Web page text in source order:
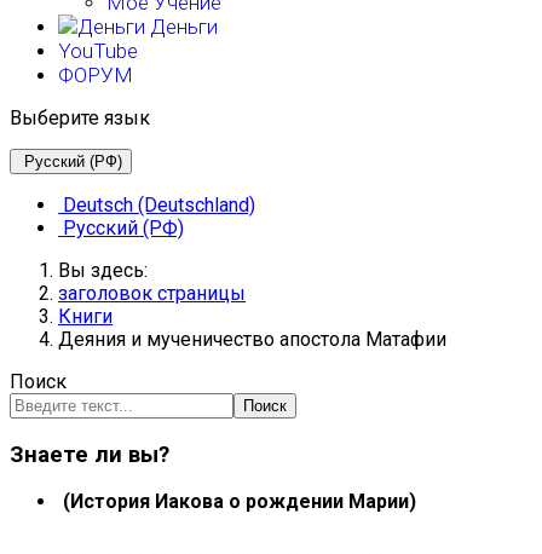
Деньги
YouTube
ФОРУМ
Выберите язык
Русский (РФ)
Deutsch (Deutschland)
Русский (РФ)
Вы здесь:
заголовок страницы
Книги
Деяния и мученичество апостола Матафии
Поиск
Поиск
Знаете ли вы?
(История Иакова о рождении Марии)